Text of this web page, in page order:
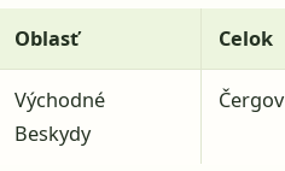
Oblasť Celok
Východné
Beskydy
Čergov